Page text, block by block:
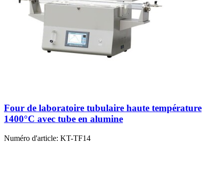
Four de laboratoire tubulaire haute température
1400°C avec tube en alumine
Numéro d'article: KT-TF14